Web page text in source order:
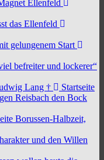
Ellenfeld
das Ellenfeld
gelungenem Start
befreiter und lockerer“
Lang †
Startseite
Reisbach den Bock
Borussen-Halbzeit,
und den Willen